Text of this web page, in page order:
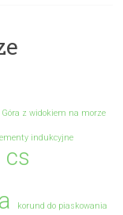
z widokiem na morze
indukcyjne
cs
korund do piaskowania